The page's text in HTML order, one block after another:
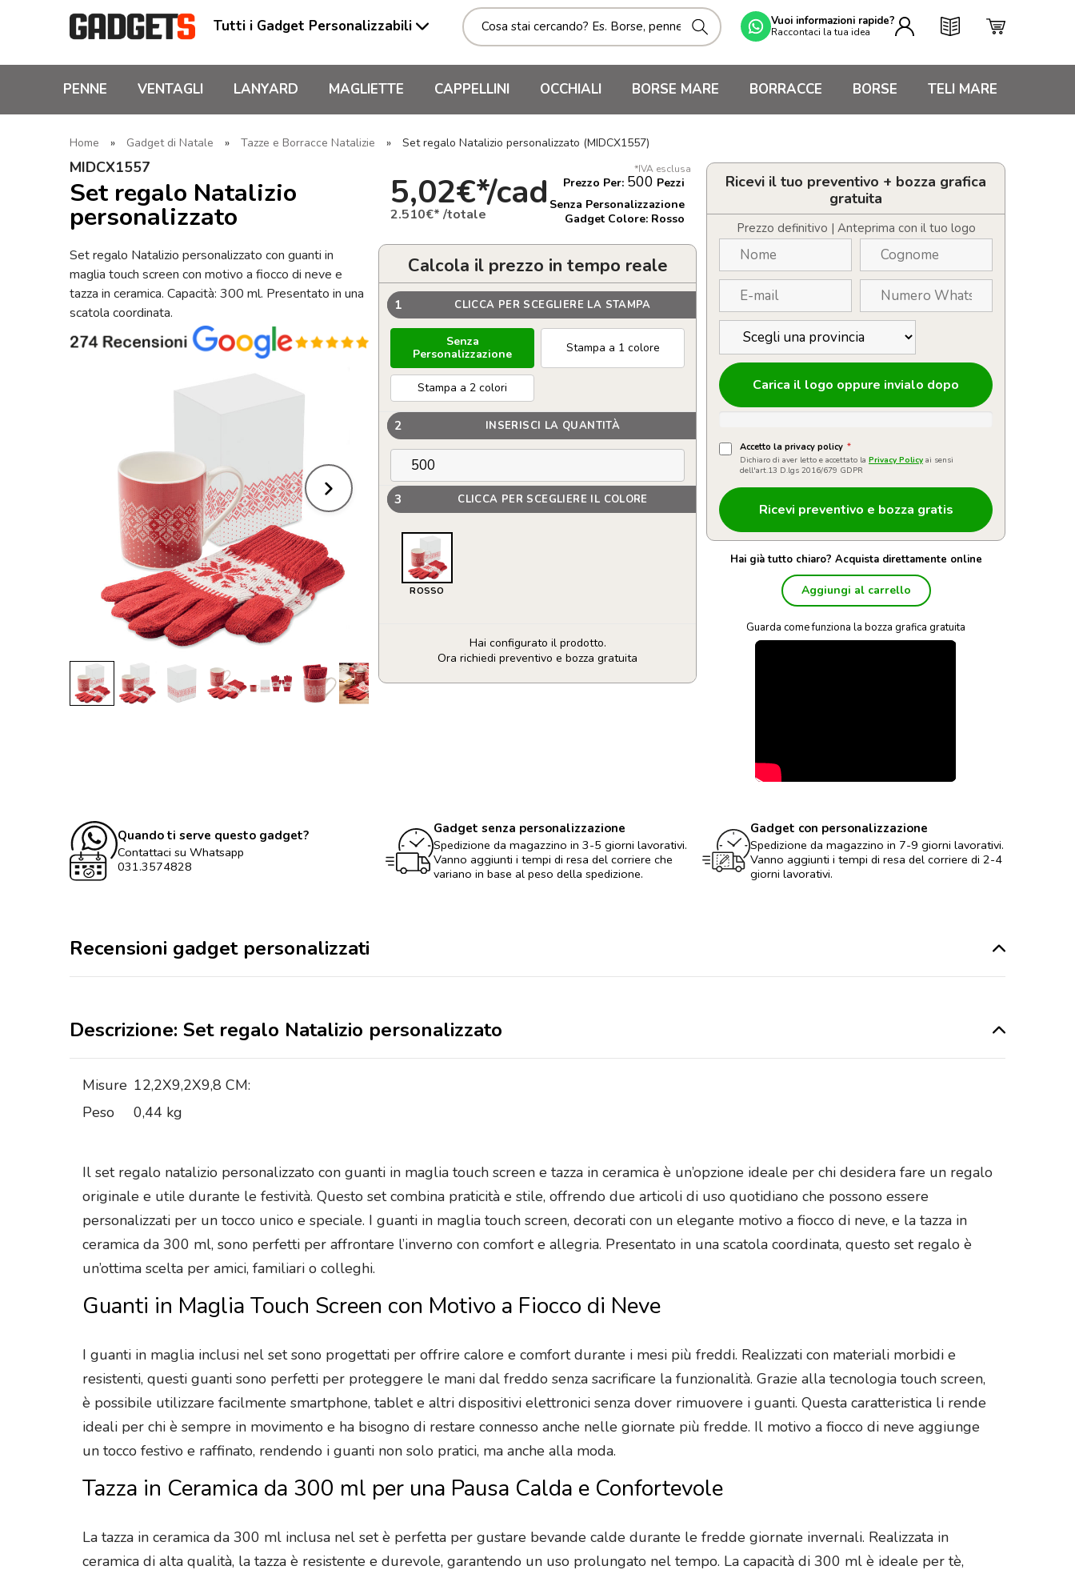
Tutti i Gadget Personalizzabili Vuoi informazioni rapide?
Raccontaci la tua idea
PENNE VENTAGLI LANYARD MAGLIETTE CAPPELLINI OCCHIALI BORSE MARE BORRACCE BORSE TELI MARE
Home » Gadget di Natale » Tazze e Borracce Natalizie » Set regalo Natalizio personalizzato (MIDCX1557)
MIDCX1557
Set regalo Natalizio
personalizzato
Set regalo Natalizio personalizzato con guanti in
maglia touch screen con motivo a fiocco di neve e
tazza in ceramica. Capacità: 300 ml. Presentato in una
scatola coordinata.
*IVA esclusa
5,02€*/cad
2.510€* /totale
Prezzo Per: 500 Pezzi
Senza Personalizzazione
Gadget Colore: Rosso
Calcola il prezzo in tempo reale
1 CLICCA PER SCEGLIERE LA STAMPA
Senza
Personalizzazione
Stampa a 1 colore
Stampa a 2 colori
2 INSERISCI LA QUANTITÀ
3 CLICCA PER SCEGLIERE IL COLORE
ROSSO
Hai configurato il prodotto.
Ora richiedi preventivo e bozza gratuita
Set
Ricevi il tuo preventivo + bozza grafica
gratuita
Prezzo definitivo | Anteprima con il tuo logo
Carica il logo oppure invialo dopo
Accetto la privacy policy *
Dichiaro di aver letto e accettato la Privacy Policy ai sensi
dell'art.13 D.lgs 2016/679 GDPR
Hai già tutto chiaro? Acquista direttamente online
Aggiungi al carrello
Guarda come funziona la bozza grafica gratuita
Quando ti serve questo gadget?
Contattaci su Whatsapp
031.3574828
Gadget senza personalizzazione
Spedizione da magazzino in 3-5 giorni lavorativi.
Vanno aggiunti i tempi di resa del corriere che
variano in base al peso della spedizione.
Gadget con personalizzazione
Spedizione da magazzino in 7-9 giorni lavorativi.
Vanno aggiunti i tempi di resa del corriere di 2-4
giorni lavorativi.
Recensioni gadget personalizzati
Descrizione: Set regalo Natalizio personalizzato
Misure 12,2X9,2X9,8 CM:
Peso
0,44 kg
Il set regalo natalizio personalizzato con guanti in maglia touch screen e tazza in ceramica è un’opzione ideale per chi desidera fare un regalo
originale e utile durante le festività. Questo set combina praticità e stile, offrendo due articoli di uso quotidiano che possono essere
personalizzati per un tocco unico e speciale. I guanti in maglia touch screen, decorati con un elegante motivo a fiocco di neve, e la tazza in
ceramica da 300 ml, sono perfetti per affrontare l’inverno con comfort e allegria. Presentato in una scatola coordinata, questo set regalo è
un’ottima scelta per amici, familiari o colleghi.
Guanti in Maglia Touch Screen con Motivo a Fiocco di Neve
I guanti in maglia inclusi nel set sono progettati per offrire calore e comfort durante i mesi più freddi. Realizzati con materiali morbidi e
resistenti, questi guanti sono perfetti per proteggere le mani dal freddo senza sacrificare la funzionalità. Grazie alla tecnologia touch screen,
è possibile utilizzare facilmente smartphone, tablet e altri dispositivi elettronici senza dover rimuovere i guanti. Questa caratteristica li rende
ideali per chi è sempre in movimento e ha bisogno di restare connesso anche nelle giornate più fredde. Il motivo a fiocco di neve aggiunge
un tocco festivo e raffinato, rendendo i guanti non solo pratici, ma anche alla moda.
Tazza in Ceramica da 300 ml per una Pausa Calda e Confortevole
La tazza in ceramica da 300 ml inclusa nel set è perfetta per gustare bevande calde durante le fredde giornate invernali. Realizzata in
ceramica di alta qualità, la tazza è resistente e durevole, garantendo un uso prolungato nel tempo. La capacità di 300 ml è ideale per tè,